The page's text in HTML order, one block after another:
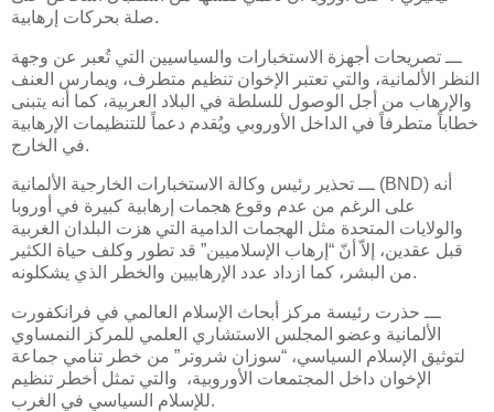
صلة بحركات إرهابية.
ـــ تصريحات أجهزة الاستخبارات والسياسيين التي تُعبر عن وجهة
النظر الألمانية، والتي تعتبر الإخوان تنظيم متطرف، ويمارس العنف
والإرهاب من أجل الوصول للسلطة في البلاد العربية، كما أنه يتبنى
خطاباً متطرفاً في الداخل الأوروبي ويُقدم دعماً للتنظيمات الإرهابية
في الخارج.
ـــ تحذير رئيس وكالة الاستخبارات الخارجية الألمانية (BND) أنه
على الرغم من عدم وقوع هجمات إرهابية كبيرة في أوروبا
والولايات المتحدة مثل الهجمات الدامية التي هزت البلدان الغربية
قبل عقدين، إلاّ أنّ “إرهاب الإسلاميين” قد تطور وكلف حياة الكثير
من البشر، كما ازداد عدد الإرهابيين والخطر الذي يشكلونه.
ـــ حذرت رئيسة مركز أبحاث الإسلام العالمي في فرانكفورت
الألمانية وعضو المجلس الاستشاري العلمي للمركز النمساوي
لتوثيق الإسلام السياسي، “سوزان شروتر” من خطر تنامي جماعة
الإخوان داخل المجتمعات الأوروبية، والتي تمثل أخطر تنظيم
للإسلام السياسي في الغرب.